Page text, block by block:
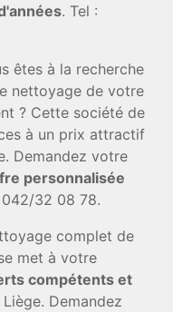
. Tel :
êtes à la recherche
nettoyage de votre
? Cette société de
à un prix attractif
Demandez votre
personnalisée
042/32 08 78.
complet de
met à votre
compétents et
Demandez